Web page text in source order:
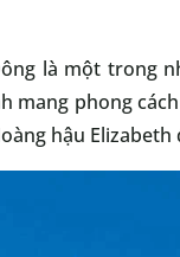
là một trong
mang phong
hậu